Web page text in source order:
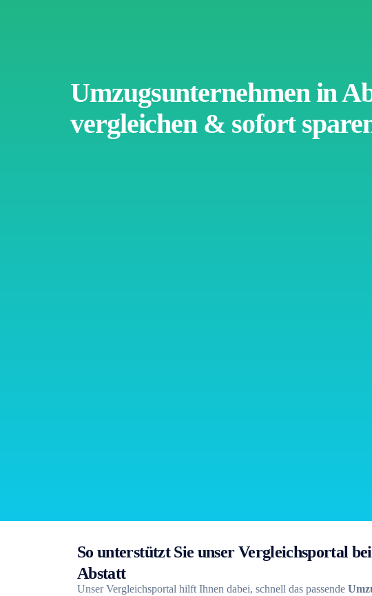
Umzugsunternehmen in
vergleichen & sofort
So unterstützt Sie unser Vergleichsportal
Abstatt
Unser Vergleichsportal hilft Ihnen dabei, schnell das passende